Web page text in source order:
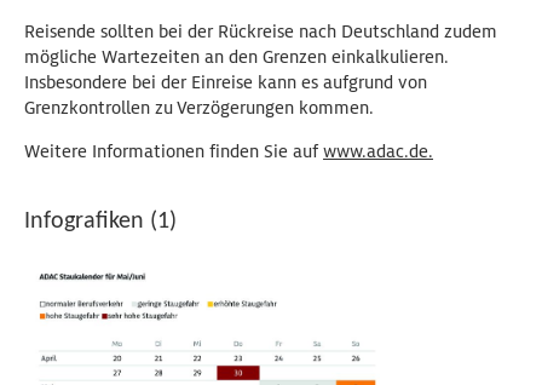
Reisende sollten bei der Rückreise nach Deutschland zudem
mögliche Wartezeiten an den Grenzen einkalkulieren.
Insbesondere bei der Einreise kann es aufgrund von
Grenzkontrollen zu Verzögerungen kommen.
Weitere Informationen finden Sie aufwww.adac.de.
Infografiken (1)